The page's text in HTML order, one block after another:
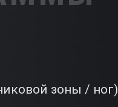
зоны / ног)